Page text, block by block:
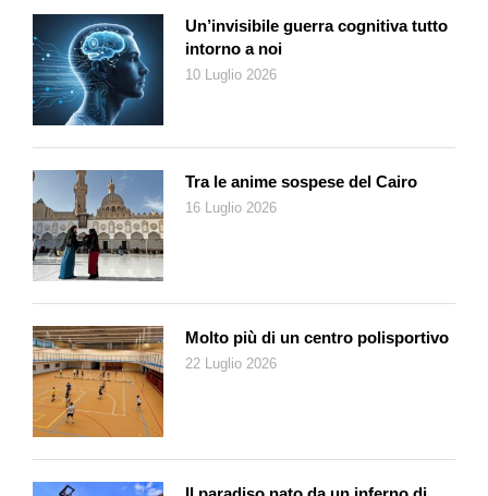
Sherlock Holmes?
In fondo sì, dobbiamo sempre eseguire un lavoro di
accertamento per capire e per avere qualche elemento da cui
partire. Ogni volta siamo come di fronte a dei «gialli».
Orlando Gnosca, ci illustri le diverse fasi di intervento e di
Prima di tutto – sottolinea – bisogna subito inquadrare la
situazione, capire il contesto. Se mi si annuncia, a
mezzogiorno e 45, la scomparsa di un bambino che rientrava
con il bus scolastico perché non è arrivato come di consueto a
casa a mezzogiorno, il caso fa subito rabbrividire. Poi
fortunatamente quasi sempre queste circostanze si risolvono
positivamente, perché si scopre, ad esempio, che il bambino
si era fermato al parco a giocare. Molte vicende di allerta sono
invece l’esito di incomprensioni o malintesi. La prima fase della
segnalazione di scomparsa è essenziale, va capito chi la
compie, in quale rapporti è che con lo scomparso. Il tono è
spesso angosciato e di apprensione. Le informazioni iniziali
sono importanti: sapere se chi si è allontanato ha con sé un
Un’invisibile guerra cognitiva tutto
intorno a noi
10 Luglio 2026
Tra le anime sospese del Cairo
16 Luglio 2026
Molto più di un centro polisportivo
22 Luglio 2026